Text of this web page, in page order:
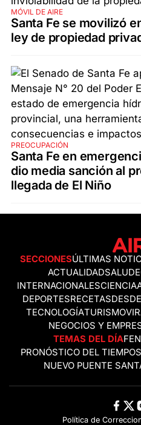
MÓVIL DE AIRE
Santa Fe se movilizó
ley de propiedad
PREOCUPACIÓN
Santa Fe en
dio media sanción al
llegada de El Niño
SECCIONESÚLTIMAS
ACTUALIDADSALUD
INTERNACIONALESCIENCIA
DEPORTESRECETAS
TECNOLOGÍATURISMO
NEGOCIOS Y
TEMAS DEL DÍA
PRONÓSTICO DEL TIEMPO
NUEVO PUENTE
Política de